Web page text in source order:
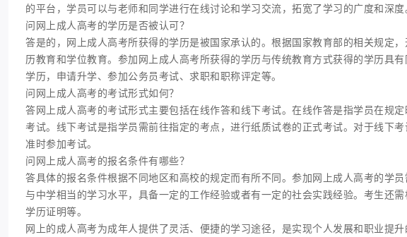
的平台，学员可以与老师和同学进行在线讨论和学习交流，拓宽了学习的广度和深度
问网上成人高考的学历是否被认可？
答是的，网上成人高考所获得的学历是被国家承认的。根据国家教育部的相关规定
历教育和学位教育。参加网上成人高考所获得的学历与传统教育方式获得的学历具
学历，申请升学、参加公务员考试、求职和职称评定等。
问网上成人高考的考试形式如何？
答网上成人高考的考试形式主要包括在线作答和线下考试。在线作答是指学员在规
考试。线下考试是指学员需前往指定的考点，进行纸质试卷的正式考试。对于线下
准时参加考试。
问网上成人高考的报名条件有哪些？
答具体的报名条件根据不同地区和高校的规定而有所不同。参加网上成人高考的学
与中学相当的学习水平，具备一定的工作经验或者有一定的社会实践经验。考生还
学历证明等。
网上的成人高考为成年人提供了灵活、便捷的学习途径，是实现个人发展和职业提